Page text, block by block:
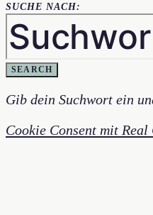
SUCHE NACH:
SEARCH
Gib dein Suchwort ein
Cookie Consent mit